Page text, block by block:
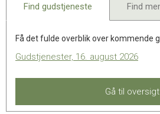
Find gudstjeneste Find
Få det fulde overblik over kommende
Gudstjenester, 16. august 2026
Gå til oversigt